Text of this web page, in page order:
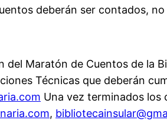
deberán ser contados,
del Maratón de Cuentos de la
Técnicas que deberán
Una vez terminados los
,